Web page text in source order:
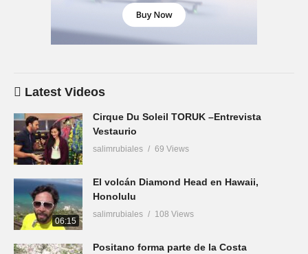
Latest Videos
Cirque Du Soleil TORUK –Entrevista
Vestaurio
salimrubiales 69 Views
06:15
El volcán Diamond Head en Hawaii,
Honolulu
salimrubiales 108 Views
Positano forma parte de la Costa